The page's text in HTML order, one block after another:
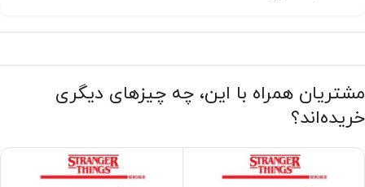
مشتریان همراه با این، چه چیزهای دیگری
خریده‌اند؟